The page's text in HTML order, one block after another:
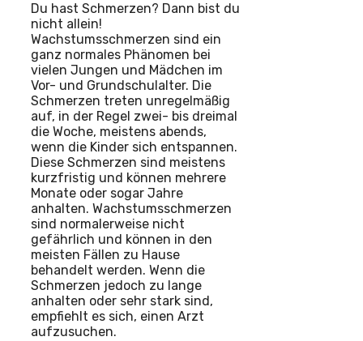
Du hast Schmerzen? Dann bist du
nicht allein!
Wachstumsschmerzen sind ein
ganz normales Phänomen bei
vielen Jungen und Mädchen im
Vor- und Grundschulalter. Die
Schmerzen treten unregelmäßig
auf, in der Regel zwei- bis dreimal
die Woche, meistens abends,
wenn die Kinder sich entspannen.
Diese Schmerzen sind meistens
kurzfristig und können mehrere
Monate oder sogar Jahre
anhalten. Wachstumsschmerzen
sind normalerweise nicht
gefährlich und können in den
meisten Fällen zu Hause
behandelt werden. Wenn die
Schmerzen jedoch zu lange
anhalten oder sehr stark sind,
empfiehlt es sich, einen Arzt
aufzusuchen.